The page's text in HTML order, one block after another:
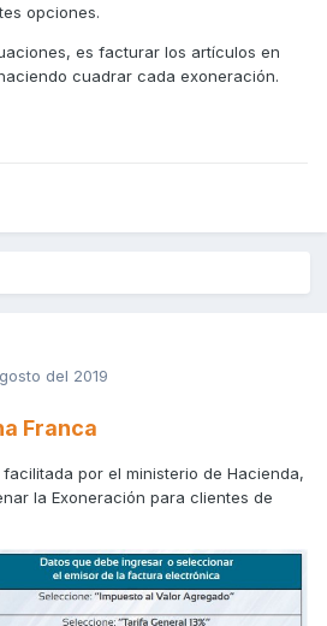
opciones.
es facturar los artículos en
cuadrar cada exoneración.
del 2019
Franca
por el ministerio de Hacienda,
la Exoneración para clientes de